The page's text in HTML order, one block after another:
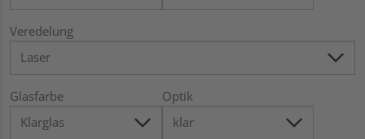
Veredelung
Glasfarbe Optik